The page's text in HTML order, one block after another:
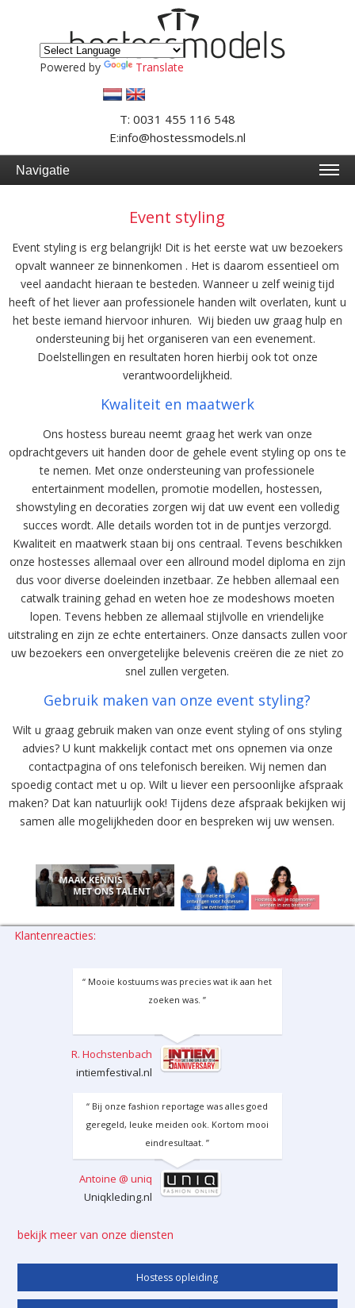
Powered by Translate
T: 0031 455 116 548
E:info@hostessmodels.nl
Navigatie
Event styling
Event styling is erg belangrijk! Dit is het eerste wat uw bezoekers
opvalt wanneer ze binnenkomen . Het is daarom essentieel om
veel aandacht hieraan te besteden. Wanneer u zelf weinig tijd
heeft of het liever aan professionele handen wilt overlaten, kunt u
het beste iemand hiervoor inhuren. Wij bieden uw graag hulp en
ondersteuning bij het organiseren van een evenement.
Doelstellingen en resultaten horen hierbij ook tot onze
verantwoordelijkheid.
Kwaliteit en maatwerk
Ons hostess bureau neemt graag het werk van onze
opdrachtgevers uit handen door de gehele event styling op ons te
te nemen. Met onze ondersteuning van professionele
entertainment modellen, promotie modellen, hostessen,
showstyling en decoraties zorgen wij dat uw event een volledig
succes wordt. Alle details worden tot in de puntjes verzorgd.
Kwaliteit en maatwerk staan bij ons centraal. Tevens beschikken
onze hostesses allemaal over een allround model diploma en zijn
dus voor diverse doeleinden inzetbaar. Ze hebben allemaal een
catwalk training gehad en weten hoe ze modeshows moeten
lopen. Tevens hebben ze allemaal stijlvolle en vriendelijke
uitstraling en zijn ze echte entertainers. Onze dansacts zullen voor
uw bezoekers een onvergetelijke belevenis creëren die ze niet zo
snel zullen vergeten.
Gebruik maken van onze event styling?
Wilt u graag gebruik maken van onze event styling of ons styling
advies? U kunt makkelijk contact met ons opnemen via onze
contactpagina of ons telefonisch bereiken. Wij nemen dan
spoedig contact met u op. Wilt u liever een persoonlijke afspraak
maken? Dat kan natuurlijk ook! Tijdens deze afspraak bekijken wij
samen alle mogelijkheden door en bespreken wij uw wensen.
Klantenreacties:
“ Mooie kostuums was precies wat ik aan het
zoeken was. ”
R. Hochstenbach
intiemfestival.nl
“ Bij onze fashion reportage was alles goed
geregeld, leuke meiden ook. Kortom mooi
eindresultaat. ”
Antoine @ uniq
Uniqkleding.nl
bekijk meer van onze diensten
Hostess opleiding